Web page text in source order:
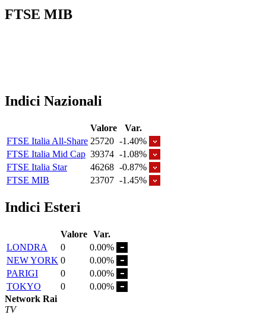
FTSE MIB
Indici Nazionali
Valore
Var.
FTSE Italia All-Share 25720 -1.40%
FTSE Italia Mid Cap 39374 -1.08%
FTSE Italia Star
46268 -0.87%
FTSE MIB
23707 -1.45%
Indici Esteri
Valore Var.
LONDRA
0
0.00%
NEW YORK 0
0.00%
PARIGI
0
0.00%
TOKYO
0
0.00%
Network Rai
TV